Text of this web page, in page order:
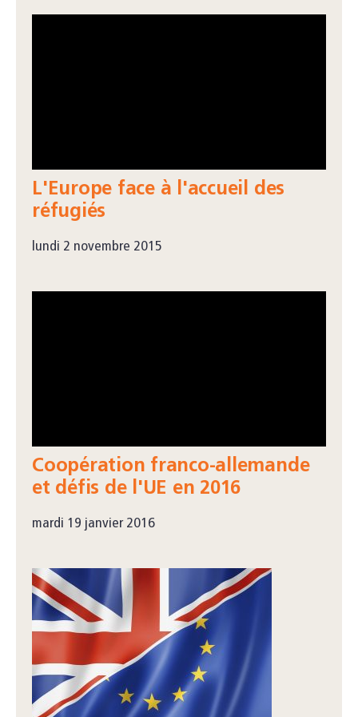
L'Europe face à l'accueil des
réfugiés
lundi 2 novembre 2015
Coopération franco-allemande
et défis de l'UE en 2016
mardi 19 janvier 2016